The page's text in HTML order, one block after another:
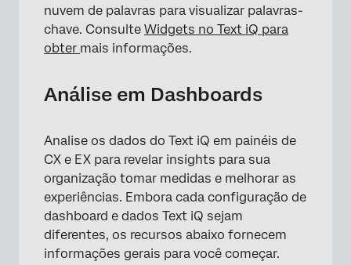
nuvem de palavras para visualizar palavras-
chave. Consulte Widgets no Text iQ para
obter mais informações.
Análise em Dashboards
Analise os dados do Text iQ em painéis de
CX e EX para revelar insights para sua
organização tomar medidas e melhorar as
experiências. Embora cada configuração de
dashboard e dados Text iQ sejam
diferentes, os recursos abaixo fornecem
informações gerais para você começar.